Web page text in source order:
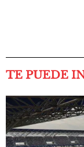
TE PUEDE